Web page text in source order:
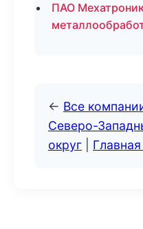
ПАО
← Все
Северо-
округ